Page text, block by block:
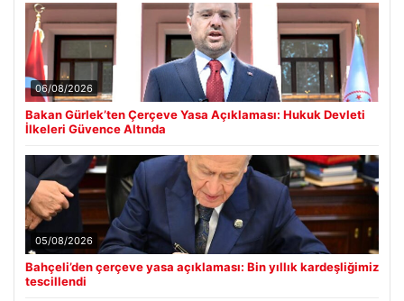
06/08/2026
Bakan Gürlek’ten Çerçeve Yasa Açıklaması: Hukuk Devleti
İlkeleri Güvence Altında
05/08/2026
Bahçeli’den çerçeve yasa açıklaması: Bin yıllık kardeşliğimiz
tescillendi